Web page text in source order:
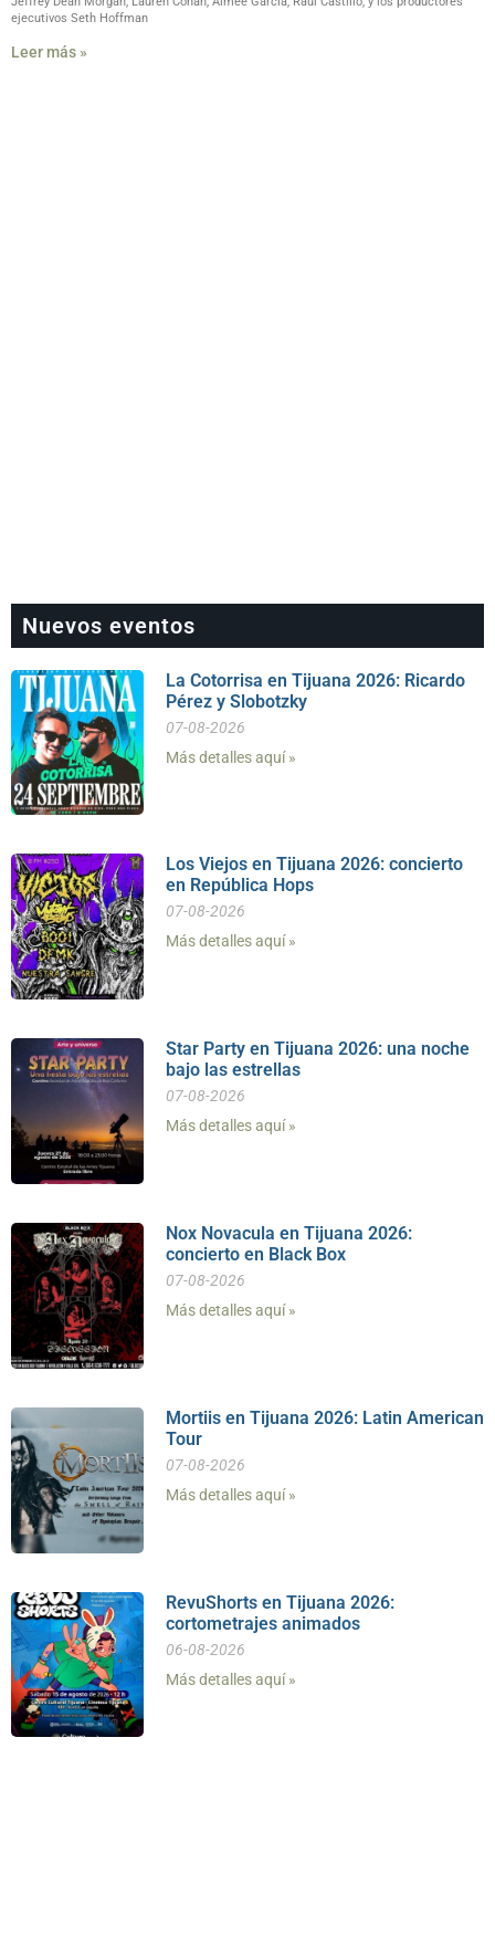
ejecutivos Seth Hoffman
Leer más »
Nuevos eventos
La Cotorrisa en Tijuana 2026: Ricardo
Pérez y Slobotzky
07-08-2026
Más detalles aquí »
Los Viejos en Tijuana 2026: concierto
en República Hops
07-08-2026
Más detalles aquí »
Star Party en Tijuana 2026: una noche
bajo las estrellas
07-08-2026
Más detalles aquí »
Nox Novacula en Tijuana 2026:
concierto en Black Box
07-08-2026
Más detalles aquí »
Mortiis en Tijuana 2026: Latin American
Tour
07-08-2026
Más detalles aquí »
RevuShorts en Tijuana 2026:
cortometrajes animados
06-08-2026
Más detalles aquí »